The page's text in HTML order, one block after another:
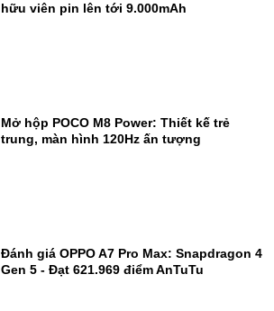
hữu viên pin lên tới 9.000mAh
Mở hộp POCO M8 Power: Thiết kế trẻ
trung, màn hình 120Hz ấn tượng
Đánh giá OPPO A7 Pro Max: Snapdragon 4
Gen 5 - Đạt 621.969 điểm AnTuTu